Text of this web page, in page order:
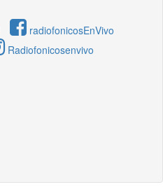
radiofonicosEnVivo
Radiofonicosenvivo